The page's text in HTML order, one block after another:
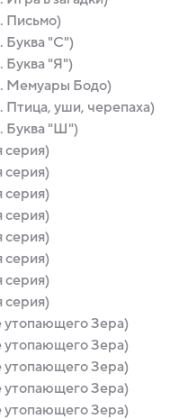
Письмо)
Буква "С")
Буква "Я")
Мемуары Бодо)
Птица, уши, черепаха)
Буква "Ш")
серия)
серия)
серия)
серия)
серия)
серия)
серия)
серия)
утопающего Зера)
утопающего Зера)
утопающего Зера)
утопающего Зера)
утопающего Зера)